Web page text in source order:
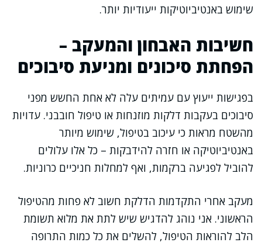
שימוש באנטיביוטיקות ייעודיות יותר.
חשיבות האבחון והמעקב –
הפחתת סיכונים ומניעת סיבוכים
בפגישות ייעוץ עם עמיתים עלה לא אחת החשש מפני
סיבוכים בעקבות דלקות מוזנחות או טיפול חובבני. עדויות
מהשטח מראות כי עיכוב בטיפול, שימוש מיותר
באנטיביוטיקה או חזרה להידבקות – כל אלו עלולים
להוביל לפגיעה ברקמות, ואף למחלות חניכיים כרוניות.
מעקב אחרי התקדמות הדלקת חשוב לא פחות מהטיפול
הראשוני. אני נוהג להדגיש שיש לתת את מלוא תשומת
הלב להוראות הטיפול, להשלים את כל כמות התרופה